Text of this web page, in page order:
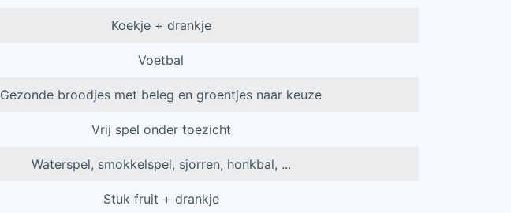
Koekje + drankje
Voetbal
Gezonde broodjes met beleg en groentjes naar keuze
Vrij spel onder toezicht
Waterspel, smokkelspel, sjorren, honkbal, ...
Stuk fruit + drankje